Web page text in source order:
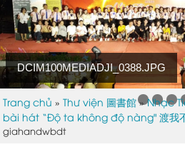
DCIM100MEDIADJI_0388.JPG
Trang chủ »Thư viện 圖書館»Nhạc
bài hát “Độ ta không độ nàng" 渡我
giahandwbdt